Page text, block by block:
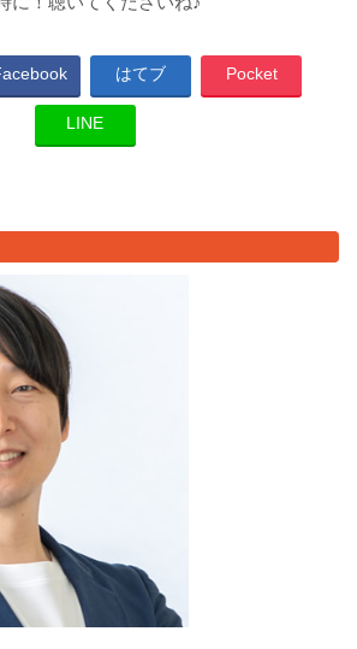
はてブ Pocket
LINE